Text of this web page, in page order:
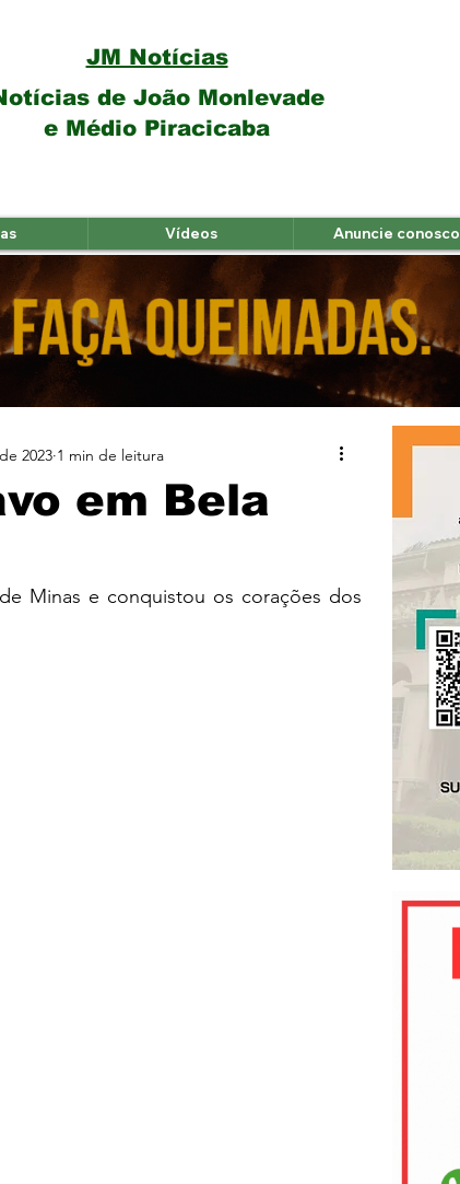
de João Monlevade
e Médio Piracicaba
JM Notícias
Vídeos Anuncie conosco
em Bela
2023 1 min de leitura
Minas e conquistou os corações dos